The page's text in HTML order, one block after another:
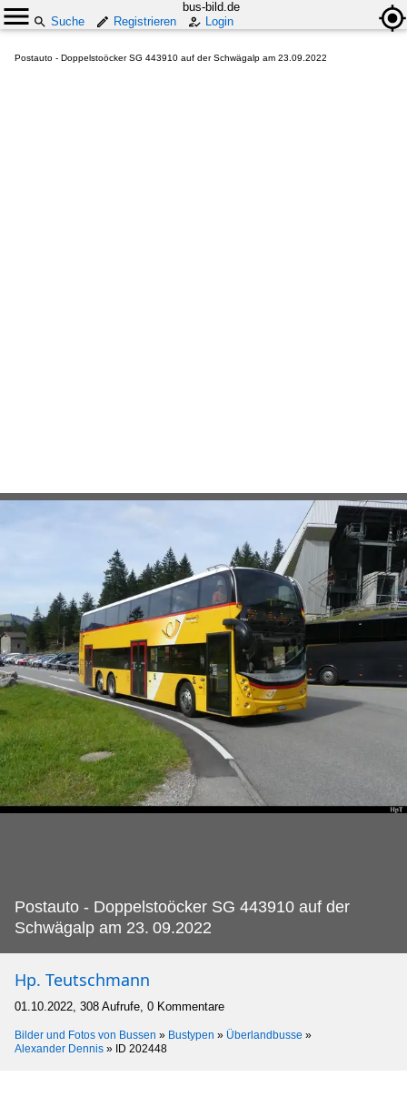
bus-bild.de
Suche
Registrieren Login
Postauto - Doppelstoöcker SG 443910 auf der Schwägalp am 23.09.2022
Postauto - Doppelstoöcker SG 443910 auf der
Schwägalp am 23. 09.2022
Hp. Teutschmann
01.10.2022, 308 Aufrufe, 0 Kommentare
Bilder und Fotos von Bussen » Bustypen » Überlandbusse »
Alexander Dennis » ID 202448